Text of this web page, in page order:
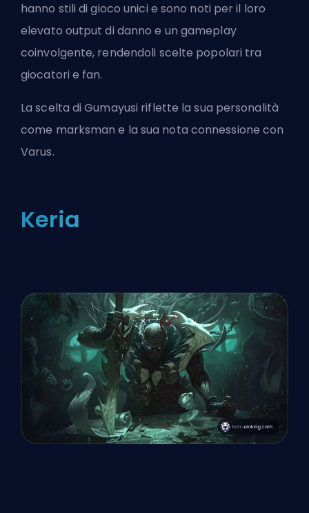
hanno stili di gioco unici e sono noti per il loro
elevato output di danno e un gameplay
coinvolgente, rendendoli scelte popolari tra
giocatori e fan.
La scelta di Gumayusi riflette la sua personalità
come marksman e la sua nota connessione con
Varus.
Keria